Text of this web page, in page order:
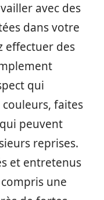
avec des
dans votre
effectuer des
qui
couleurs, faites
peuvent
reprises.
et entretenus
une